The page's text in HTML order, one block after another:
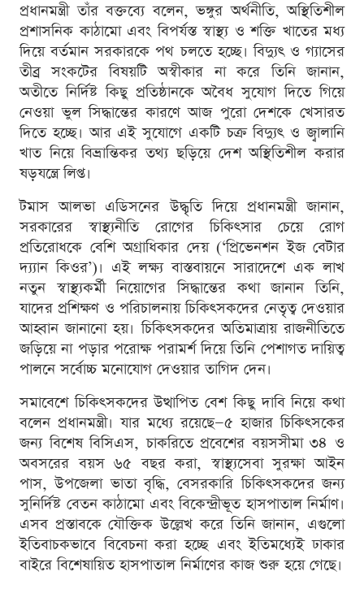
প্রধানমন্ত্রী তাঁর বক্তব্যে বলেন, ভঙ্গুর অর্থনীতি, অস্থিতিশীল
প্রশাসনিক কাঠামো এবং বিপর্যস্ত স্বাস্থ্য ও শক্তি খাতের মধ্য
দিয়ে বর্তমান সরকারকে পথ চলতে হচ্ছে। বিদ্যুৎ ও গ্যাসের
তীব্র সংকটের বিষয়টি অস্বীকার না করে তিনি জানান,
অতীতে নির্দিষ্ট কিছু প্রতিষ্ঠানকে অবৈধ সুযোগ দিতে গিয়ে
নেওয়া ভুল সিদ্ধান্তের কারণে আজ পুরো দেশকে খেসারত
দিতে হচ্ছে। আর এই সুযোগে একটি চক্র বিদ্যুৎ ও জ্বালানি
খাত নিয়ে বিভ্রান্তিকর তথ্য ছড়িয়ে দেশ অস্থিতিশীল করার
ষড়যন্ত্রে লিপ্ত।
টমাস আলভা এডিসনের উদ্ধৃতি দিয়ে প্রধানমন্ত্রী জানান,
সরকারের স্বাস্থ্যনীতি রোগের চিকিৎসার চেয়ে রোগ
প্রতিরোধকে বেশি অগ্রাধিকার দেয় (‘প্রিভেনশন ইজ বেটার
দ্য্যান কিওর’)। এই লক্ষ্য বাস্তবায়নে সারাদেশে এক লাখ
নতুন স্বাস্থ্যকর্মী নিয়োগের সিদ্ধান্তের কথা জানান তিনি,
যাদের প্রশিক্ষণ ও পরিচালনায় চিকিৎসকদের নেতৃত্ব দেওয়ার
আহ্বান জানানো হয়। চিকিৎসকদের অতিমাত্রায় রাজনীতিতে
জড়িয়ে না পড়ার পরোক্ষ পরামর্শ দিয়ে তিনি পেশাগত দায়িত্ব
পালনে সর্বোচ্চ মনোযোগ দেওয়ার তাগিদ দেন।
সমাবেশে চিকিৎসকদের উত্থাপিত বেশ কিছু দাবি নিয়ে কথা
বলেন প্রধানমন্ত্রী। যার মধ্যে রয়েছে—৫ হাজার চিকিৎসকের
জন্য বিশেষ বিসিএস, চাকরিতে প্রবেশের বয়সসীমা ৩৪ ও
অবসরের বয়স ৬৫ বছর করা, স্বাস্থ্যসেবা সুরক্ষা আইন
পাস, উপজেলা ভাতা বৃদ্ধি, বেসরকারি চিকিৎসকদের জন্য
সুনির্দিষ্ট বেতন কাঠামো এবং বিকেন্দ্রীভূত হাসপাতাল নির্মাণ।
এসব প্রস্তাবকে যৌক্তিক উল্লেখ করে তিনি জানান, এগুলো
ইতিবাচকভাবে বিবেচনা করা হচ্ছে এবং ইতিমধ্যেই ঢাকার
বাইরে বিশেষায়িত হাসপাতাল নির্মাণের কাজ শুরু হয়ে গেছে।